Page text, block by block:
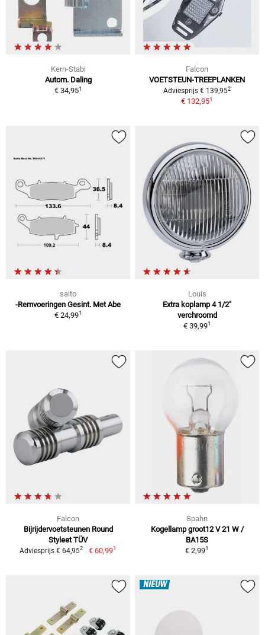
Kern-Stabi
Autom. Daling
€ 34,951
Falcon
VOETSTEUN-TREEPLANKEN
Adviesprijs € 139,952
€ 132,951
saito
-Remvoeringen Gesint. Met Abe
€ 24,991
Louis
Extra koplamp 4 1/2"
verchroomd
€ 39,991
Falcon
Bijrijdervoetsteunen Round
Styleet TÜV
Adviesprijs € 64,952 € 60,991
Spahn
Kogellamp groot12 V 21 W /
BA15S
€ 2,991
NIEUW